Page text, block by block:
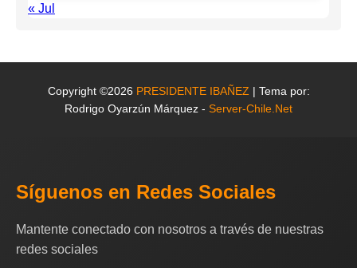
« Jul
Copyright ©2026 PRESIDENTE IBAÑEZ | Tema por:
Rodrigo Oyarzún Márquez - Server-Chile.Net
Síguenos en Redes Sociales
Mantente conectado con nosotros a través de nuestras
redes sociales